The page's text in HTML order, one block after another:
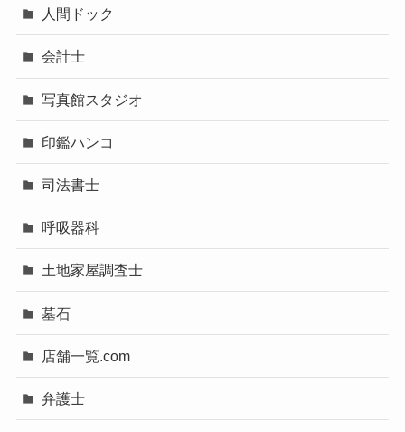
人間ドック
会計士
写真館スタジオ
印鑑ハンコ
司法書士
呼吸器科
土地家屋調査士
墓石
店舗一覧.com
弁護士